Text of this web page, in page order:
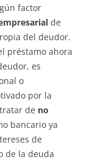
factor
de
del deudor.
préstamo ahora
es
o
por la
de no
bancario ya
de
de la deuda